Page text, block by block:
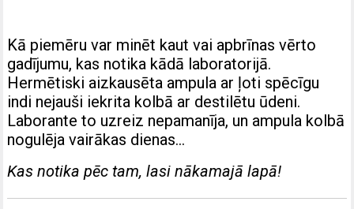
Kā piemēru var minēt kaut vai apbrīnas vērto
gadījumu, kas notika kādā laboratorijā.
Hermētiski aizkausēta ampula ar ļoti spēcīgu
indi nejauši iekrita kolbā ar destilētu ūdeni.
Laborante to uzreiz nepamanīja, un ampula kolbā
nogulēja vairākas dienas…
Kas notika pēc tam, lasi nākamajā lapā!